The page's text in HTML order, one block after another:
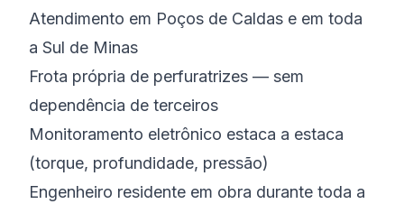
Atendimento em Poços de Caldas e em toda
a Sul de Minas
Frota própria de perfuratrizes — sem
dependência de terceiros
Monitoramento eletrônico estaca a estaca
(torque, profundidade, pressão)
Engenheiro residente em obra durante toda a